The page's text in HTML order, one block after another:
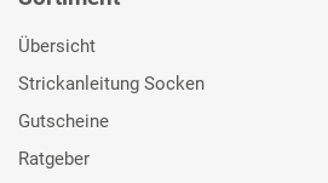
Übersicht
Strickanleitung Socken
Gutscheine
Ratgeber